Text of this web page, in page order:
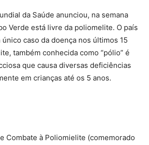
da Saúde anunciou, na semana
Verde está livre da poliomelite. O país
caso da doença nos últimos 15
também conhecida como “pólio” é
que causa diversas deficiências
em crianças até os 5 anos.
Combate à Poliomielite (comemorado